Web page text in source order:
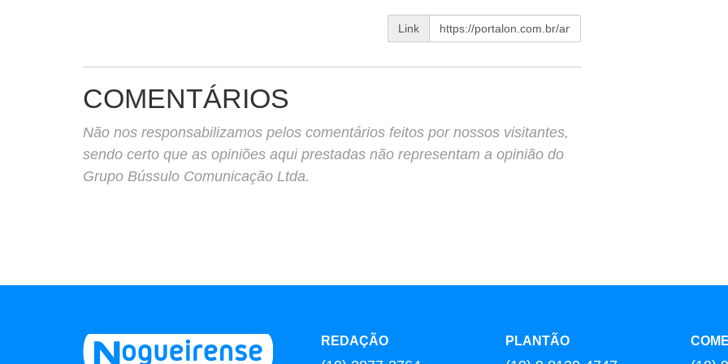
Link
COMENTÁRIOS
Não nos responsabilizamos pelos comentários feitos por nossos visitantes,
sendo certo que as opiniões aqui prestadas não representam a opinião do
Grupo Bússulo Comunicação Ltda.
REDAÇÃO PLANTÃO